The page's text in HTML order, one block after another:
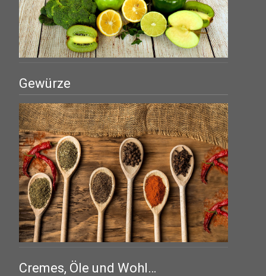
Gewürze
Cremes, Öle und Wohl…